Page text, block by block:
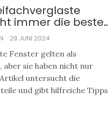
immer die beste
29 JUNI 2024
Fenster gelten als
sie haben nicht nur
untersucht die
und gibt hilfreiche Tipps